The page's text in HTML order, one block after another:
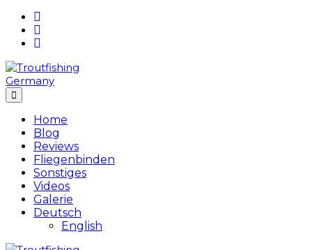
Skip
content
Home
Blog
Reviews
Fliegenbinden
Sonstiges
Videos
Galerie
Deutsch
English